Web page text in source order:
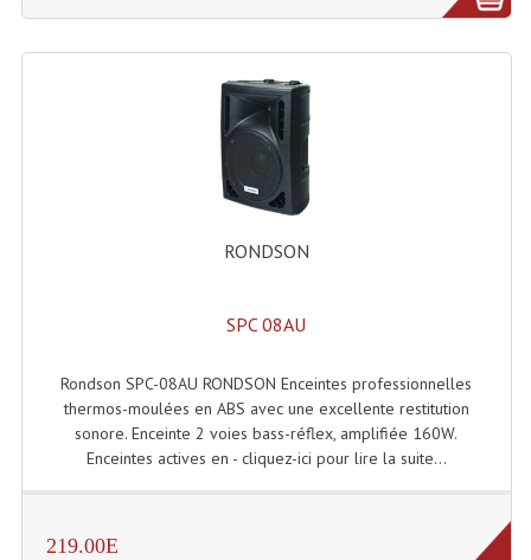
Structure Et Angles Quatro Deco
Structures Carrées
Structures, Angles Sd150
Tour De Travail Et Échafaudage
Flight-Case (s) Et Accessoires
Flight Cases Platine Disque. Lecteurs CD
Flight Malettes Consoles T. Mixages
RONDSON
SPC 08AU
Rondson SPC-08AU RONDSON Enceintes professionnelles
thermos-moulées en ABS avec une excellente restitution
sonore. Enceinte 2 voies bass-réflex, amplifiée 160W.
Enceintes actives en - cliquez-ici pour lire la suite...
219.00E